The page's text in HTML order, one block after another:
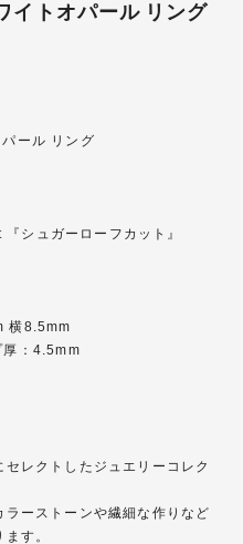
イトオパール リング
ール リング
シュガーローフカット』
横8.5mm
厚：4.5mm
セレクトしたジュエリーコレク
ーストーンや繊細な作りなど
す。